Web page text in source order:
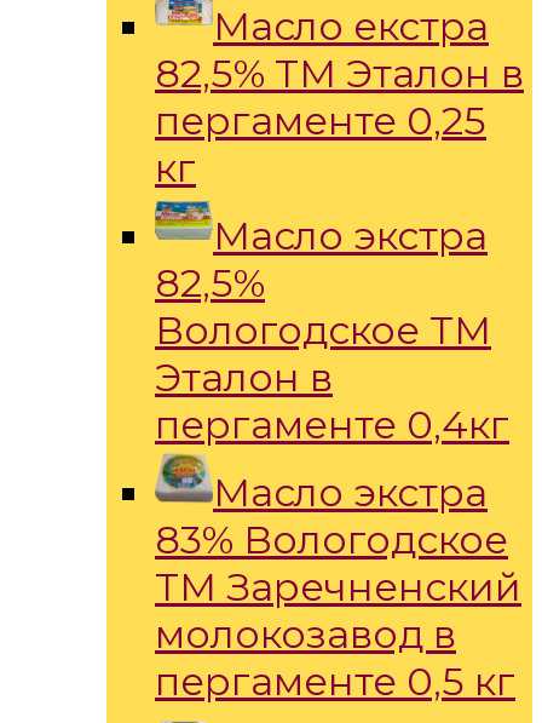
Масло екстра
82,5% ТМ Эталон в
пергаменте 0,25
кг
Масло экстра
82,5%
Вологодское ТМ
Эталон в
пергаменте 0,4кг
Масло экстра
83% Вологодское
ТМ Заречненский
молокозавод в
пергаменте 0,5 кг